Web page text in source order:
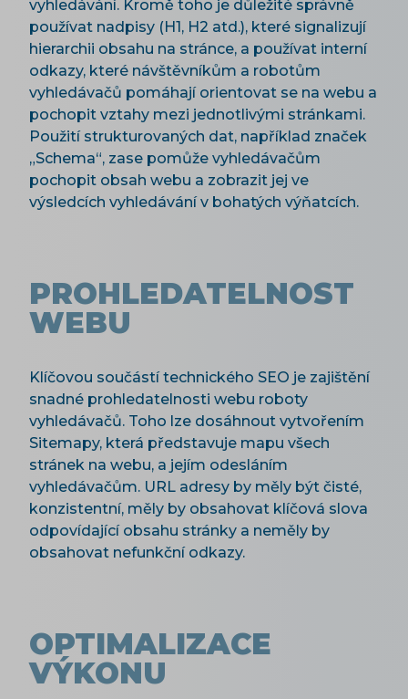
vyhledávání. Kromě toho je důležité správně
používat nadpisy (H1, H2 atd.), které signalizují
hierarchii obsahu na stránce, a používat interní
odkazy, které návštěvníkům a robotům
vyhledávačů pomáhají orientovat se na webu a
pochopit vztahy mezi jednotlivými stránkami.
Použití strukturovaných dat, například značek
„Schema“, zase pomůže vyhledávačům
pochopit obsah webu a zobrazit jej ve
výsledcích vyhledávání v bohatých výňatcích.
PROHLEDATELNOST
WEBU
Klíčovou součástí technického SEO je zajištění
snadné prohledatelnosti webu roboty
vyhledávačů. Toho lze dosáhnout vytvořením
Sitemapy, která představuje mapu všech
stránek na webu, a jejím odesláním
vyhledávačům. URL adresy by měly být čisté,
konzistentní, měly by obsahovat klíčová slova
odpovídající obsahu stránky a neměly by
obsahovat nefunkční odkazy.
OPTIMALIZACE
VÝKONU